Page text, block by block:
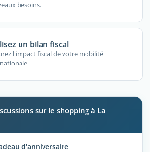
besoins.
un bilan fiscal
l'impact fiscal de votre mobilité
sur le shopping à La
d'anniversaire